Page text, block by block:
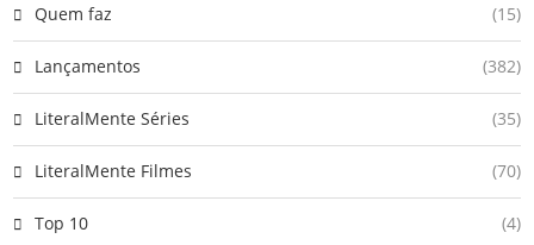
Quem faz (15)
Lançamentos (382)
LiteralMente Séries (35)
LiteralMente Filmes (70)
Top 10 (4)